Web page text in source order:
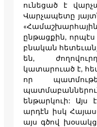
ունեցած է
Վարչապետը
ընթացքին,
բնական
են,
կատարուած է,
որ
ենթարկուի: Այս
արդէն իսկ
այս գծով